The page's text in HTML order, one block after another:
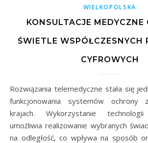
WIELKOPOLSKA
KONSULTACJE
ŚWIETLE WSPÓŁCZESNYCH
CYFROWYCH
Rozwiązania telemedyczne stała się jednym z elementów
funkcjonowania systemów
krajach. Wykorzystanie technologii
umożliwia realizowanie wybranych
na odległość, co wpływa na sposób